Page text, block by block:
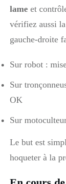
lame et
vérifiez aussi
gauche‑droite
Sur robot :
Sur
OK
Sur
Le but est
hoqueter à la